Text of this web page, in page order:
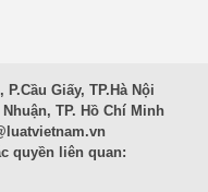
Giấy, TP.Hà Nội
TP. Hồ Chí Minh
quyền liên quan: